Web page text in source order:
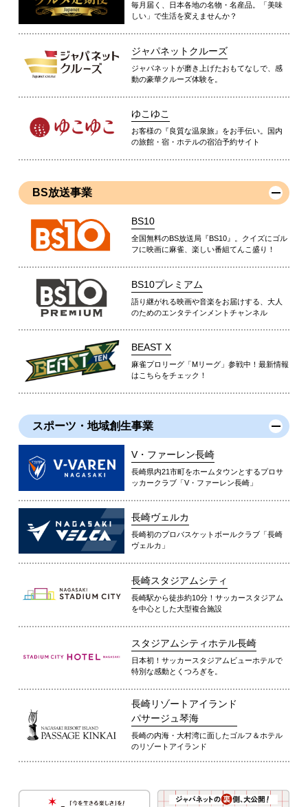
毎月届く、日本各地の名物・名産品。「美味
しい」で生活を変えませんか？
ジャパネットクルーズ
ジャパネットが磨き上げたおもてなしで、感
動の豪華クルーズ体験を。
ゆこゆこ
お客様の『良質な温泉旅』をお手伝い。国内
の旅館・宿・ホテルの宿泊予約サイト
BS放送事業
BS10
全国無料のBS放送局『BS10』。クイズにゴル
フに映画に麻雀、楽しい番組てんこ盛り！
BS10プレミアム
語り継がれる映画や音楽をお届けする、大人
のためのエンタテインメントチャンネル
BEAST X
麻雀プロリーグ「Mリーグ」参戦中！最新情報
はこちらをチェック！
スポーツ・地域創生事業
V・ファーレン長崎
長崎県内21市町をホームタウンとするプロサ
ッカークラブ「V・ファーレン長崎」
長崎ヴェルカ
長崎初のプロバスケットボールクラブ「長崎
ヴェルカ」
長崎スタジアムシティ
長崎駅から徒歩約10分！サッカースタジアム
を中心とした大型複合施設
スタジアムシティホテル長崎
日本初！サッカースタジアムビューホテルで
特別な感動とくつろぎを。
長崎リゾートアイランド
パサージュ琴海
長崎の内海・大村湾に面したゴルフ＆ホテル
のリゾートアイランド